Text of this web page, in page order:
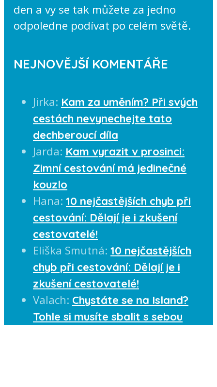
den a vy se tak můžete za jedno
odpoledne podívat po celém světě.
NEJNOVĚJŠÍ KOMENTÁŘE
Jirka: Kam za uměním? Při svých
cestách nevynechejte tato
dechberoucí díla
Jarda: Kam vyrazit v prosinci:
Zimní cestování má jedinečné
kouzlo
Hana: 10 nejčastějších chyb při
cestování: Dělají je i zkušení
cestovatelé!
Eliška Smutná: 10 nejčastějších
chyb při cestování: Dělají je i
zkušení cestovatelé!
Valach: Chystáte se na Island?
Tohle si musíte sbalit s sebou